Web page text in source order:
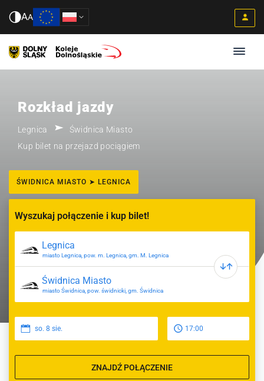
AA
Rozkład jazdy
Legnica
Świdnica Miasto
Kup bilet na przejazd pociągiem
ŚWIDNICA MIASTO ➤ LEGNICA
Wyszukaj połączenie i kup bilet!
miasto Legnica, pow. m. Legnica, gm. M. Legnica
miasto Świdnica, pow. świdnicki, gm. Świdnica
so. 8 sie. 17:00
ZNAJDŹ POŁĄCZENIE